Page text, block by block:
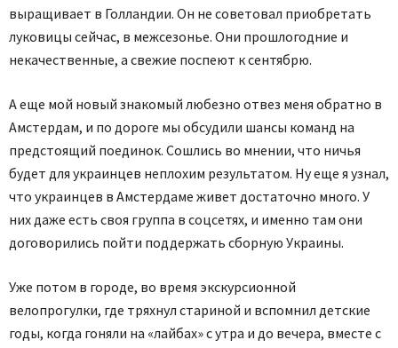
выращивает в Голландии. Он не советовал приобретать
луковицы сейчас, в межсезонье. Они прошлогодние и
некачественные, а свежие поспеют к сентябрю.
А еще мой новый знакомый любезно отвез меня обратно в
Амстердам, и по дороге мы обсудили шансы команд на
предстоящий поединок. Сошлись во мнении, что ничья
будет для украинцев неплохим результатом. Ну еще я узнал,
что украинцев в Амстердаме живет достаточно много. У
них даже есть своя группа в соцсетях, и именно там они
договорились пойти поддержать сборную Украины.
Уже потом в городе, во время экскурсионной
велопрогулки, где тряхнул стариной и вспомнил детские
годы, когда гоняли на «лайбах» с утра и до вечера, вместе с